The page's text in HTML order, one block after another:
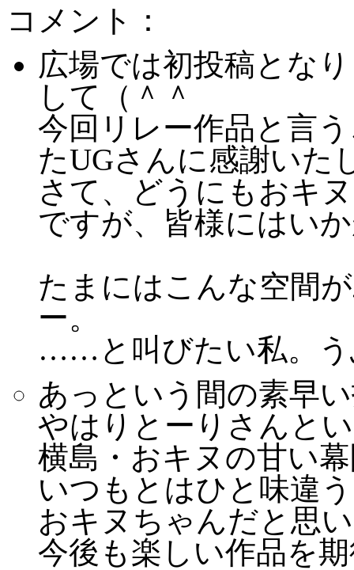
コメント：
広場では初投稿とな
して（＾＾
今回リレー作品と言
たUGさんに感謝いた
さて、どうにもおキ
ですが、皆様にはい
たまにはこんな空間
ー。
……と叫びたい私。
あっという間の素早
やはりとーりさんと
横島・おキヌの甘い
いつもとはひと味違
おキヌちゃんだと思
今後も楽しい作品を